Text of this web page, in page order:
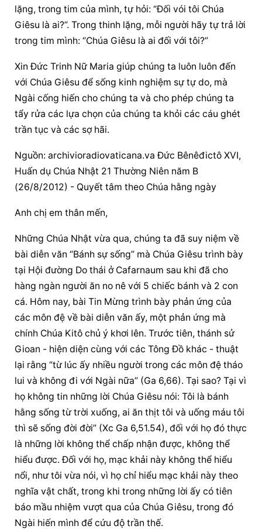
lặng, trong tim của mình, tự hỏi: “Đối vói tôi Chúa
Giêsu là ai?”. Trong thinh lặng, mỗi người hãy tự trả lời
trong tim mình: “Chúa Giêsu là ai đối với tôi?”
Xin Đức Trinh Nữ Maria giúp chúng ta luôn luôn đến
với Chúa Giêsu để sống kinh nghiệm sự tự do, mà
Ngài cống hiến cho chúng ta và cho phép chúng ta
tẩy rửa các lựa chọn của chúng ta khỏi các cáu ghét
trần tục và các sợ hãi.
Nguồn: archivioradiovaticana.va Đức Bênêđictô XVI,
Huấn dụ Chúa Nhật 21 Thường Niên năm B
(26/8/2012) - Quyết tâm theo Chúa hằng ngày
Anh chị em thân mến,
Những Chúa Nhật vừa qua, chúng ta đã suy niệm về
bài diễn văn “Bánh sự sống” mà Chúa Giêsu trình bày
tại Hội đường Do thái ở Cafarnaum sau khi đã cho
hàng ngàn người ăn no nê với 5 chiếc bánh và 2 con
cá. Hôm nay, bài Tin Mừng trình bày phản ứng của
các môn đệ về bài diễn văn ấy, một phản ứng mà
chính Chúa Kitô chủ ý khơi lên. Trước tiên, thánh sử
Gioan - hiện diện cùng với các Tông Đồ khác - thuật
lại rằng “từ lúc ấy nhiều người trong các môn đệ tháo
lui và không đi với Ngài nữa” (Ga 6,66). Tại sao? Tại vì
họ không tin những lời Chúa Giêsu nói: Tôi là bánh
hằng sống từ trời xuống, ai ăn thịt tôi và uống máu tôi
thì sẽ sống đời đời” (Xc Ga 6,51.54), đối với họ đó thực
là những lời không thể chấp nhận được, không thể
hiểu được. Đối với họ, mạc khải này không thể hiểu
nổi, như tôi vừa nói, vì họ chỉ hiểu mạc khải này theo
nghĩa vật chất, trong khi trong những lời ấy có tiên
báo mầu nhiệm vượt qua của Chúa Giêsu, trong đó
Ngài hiến mình để cứu độ trần thế.